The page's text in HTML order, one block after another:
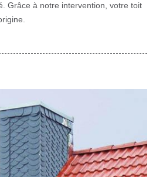
Grâce à notre intervention, votre toit